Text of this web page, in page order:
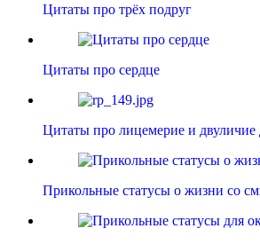
Цитаты про трёх подруг
Цитаты про сердце
Цитаты про лицемерие и двуличие
Прикольные статусы о жизни со